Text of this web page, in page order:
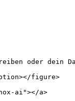
oder dein
figure>
ai"></a>